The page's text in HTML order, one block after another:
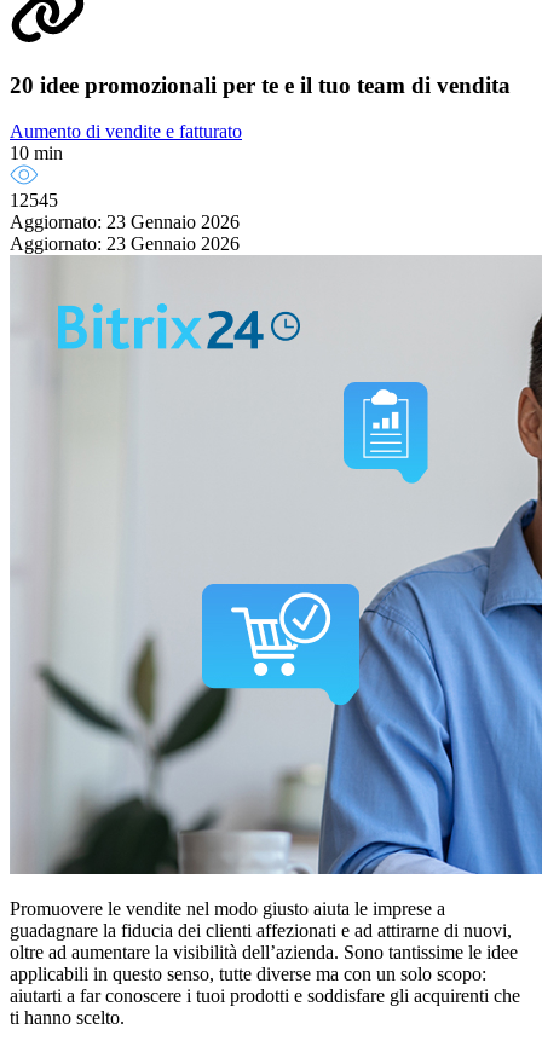
20 idee promozionali per te e il tuo team di vendita
Aumento di vendite e fatturato
10 min
12545
Aggiornato: 23 Gennaio 2026
Aggiornato: 23 Gennaio 2026
Promuovere le vendite nel modo giusto aiuta le imprese a
guadagnare la fiducia dei clienti affezionati e ad attirarne di nuovi,
oltre ad aumentare la visibilità dell’azienda. Sono tantissime le idee
applicabili in questo senso, tutte diverse ma con un solo scopo:
aiutarti a far conoscere i tuoi prodotti e soddisfare gli acquirenti che
ti hanno scelto.